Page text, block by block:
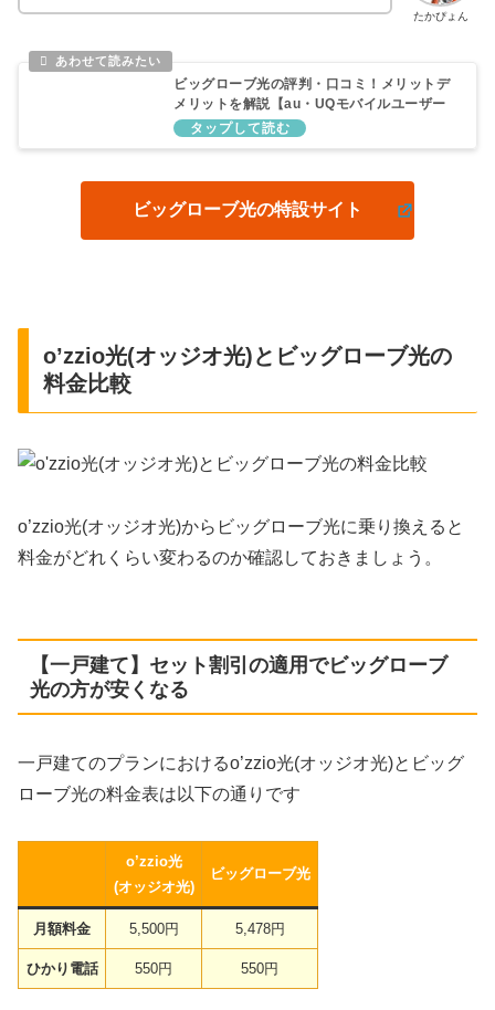
たかぴょん
ビッグローブ光の評判・口コミ！メリットデ
メリットを解説【au・UQモバイルユーザー
におすすめ】
ビッグローブ光の特設サイト
o’zzio光(オッジオ光)とビッグローブ光の
料金比較
o’zzio光(オッジオ光)からビッグローブ光に乗り換えると
料金がどれくらい変わるのか確認しておきましょう。
【一戸建て】セット割引の適用でビッグローブ
光の方が安くなる
一戸建てのプランにおけるo’zzio光(オッジオ光)とビッグ
ローブ光の料金表は以下の通りです
o’zzio光
(オッジオ光)
ビッグローブ光
月額料金 5,500円 5,478円
ひかり電話 550円 550円